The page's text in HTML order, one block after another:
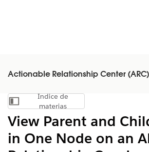
Actionable Relationship Center (ARC)
Mostrar índice de materias
Índice de
materias
View Parent and
in One Node on an